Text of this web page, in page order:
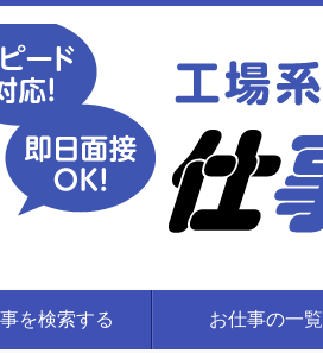
を検索する お仕事の一覧